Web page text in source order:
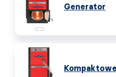
Generator